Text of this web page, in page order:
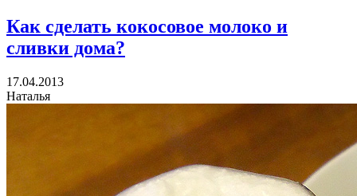
Как сделать кокосовое молоко и
сливки дома?
17.04.2013
Наталья